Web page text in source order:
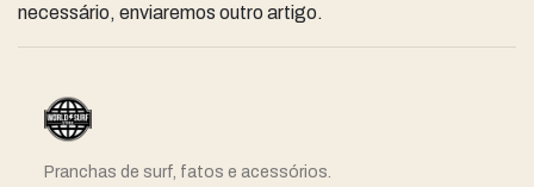
necessário, enviaremos outro artigo.
Pranchas de surf, fatos e acessórios.